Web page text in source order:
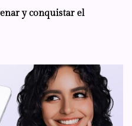
y conquistar el